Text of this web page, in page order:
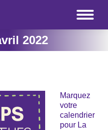
2022
Marquez
votre
calendrier
pour La